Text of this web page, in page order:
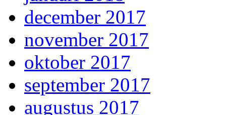
december 2017
november 2017
oktober 2017
september 2017
augustus 2017